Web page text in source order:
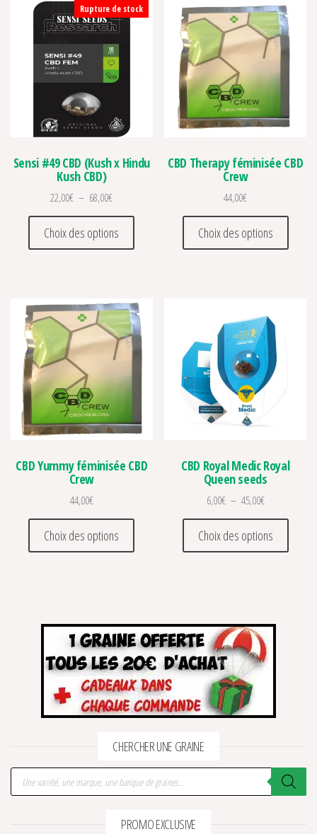
Rupture de stock
Sensi #49 CBD (Kush x Hindu
Kush CBD)
22,00€ – 68,00€Plage de prix : 22,00€ à 68,00€
Choix des options
Ce produit a plusieurs variations. Les
CBD Therapy féminisée CBD
Crew
44,00€
Choix des options
Ce
CBD Yummy féminisée CBD
Crew
44,00€
Choix des options
Ce produit a plusieurs variations. Les
CBD Royal Medic Royal
Queen seeds
6,00€ – 45,00€Plage de prix
Choix des options
Ce
CHERCHER UNE GRAINE
Recherche de produits
PROMO EXCLUSIVE